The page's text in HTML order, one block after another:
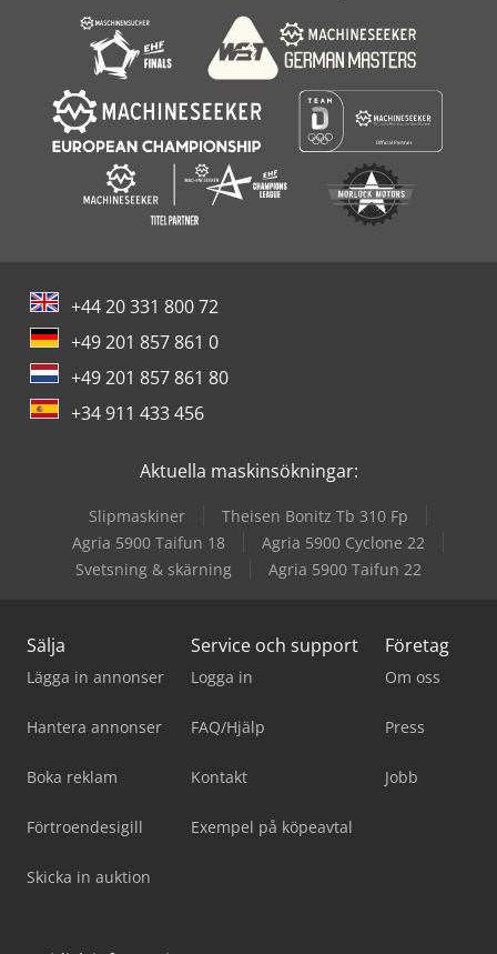
+44 20 331 800 72
+49 201 857 861 0
+49 201 857 861 80
+34 911 433 456
Aktuella maskinsökningar:
Slipmaskiner
Theisen Bonitz Tb 310 Fp
Agria 5900 Taifun 18
Agria 5900 Cyclone 22
Svetsning & skärning
Agria 5900 Taifun 22
Sälja
Lägga in annonser
Hantera annonser
Boka reklam
Förtroendesigill
Skicka in auktion
Service och support
Logga in
FAQ/Hjälp
Kontakt
Exempel på köpeavtal
Företag
Om oss
Press
Jobb